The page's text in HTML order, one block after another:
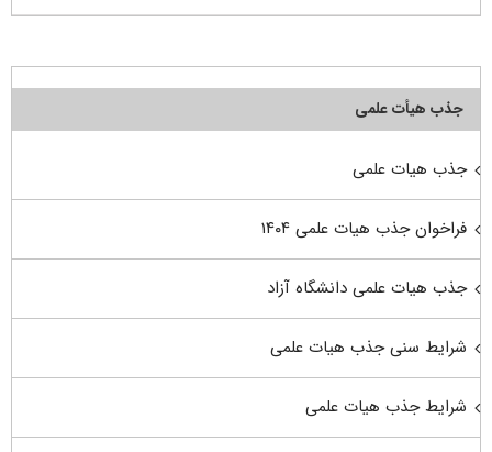
جذب هیأت علمی
جذب هیات علمی
فراخوان جذب هیات علمی ۱۴۰۴
جذب هیات علمی دانشگاه آزاد
شرایط سنی جذب هیات علمی
شرایط جذب هیات علمی